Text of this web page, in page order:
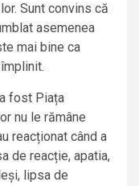
Sunt convins că
asemenea
mai bine ca
fost Piața
nu le rămâne
reacționat când a
de reacție, apatia,
lipsa de